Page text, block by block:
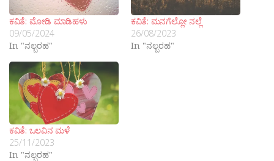
ಕವಿತೆ: ಮೋಡಿ ಮಾಡಿಹಳು
09/05/2024
In "ನಲ್ಬರಹ"
ಕವಿತೆ: ಮನಗೆಲ್ಲೋ ನಲ್ಲೆ
26/08/2023
In "ನಲ್ಬರಹ"
ಕವಿತೆ: ಒಲವಿನ ಮಳೆ
25/11/2023
In "ನಲ್ಬರಹ"